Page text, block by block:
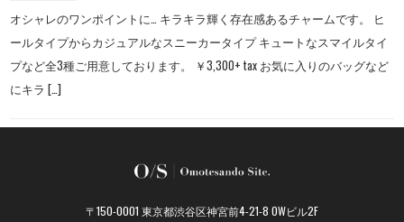
オシャレのワンポイントに… キラキラ輝く存在感あるチャームです。 ヒ
ールタイプからカジュアルなスニーカータイプ キュートなスマイルタイ
プなど全3種ご用意しております。 ￥3,300+ tax お気に入りのバッグなど
にキラ […]
〒150-0001 東京都渋谷区神宮前4-21-8 OWビル2F